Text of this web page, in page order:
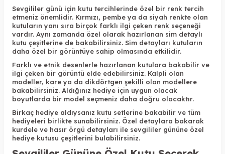
Sevgililer günü için kutu tercihlerinde özel bir renk tercih
etmeniz önemlidir. Kırmızı, pembe ya da siyah renkte olan
kutuların yanı sıra birçok farklı ilgi çeken renk seçeneği
vardır. Aynı zamanda özel olarak hazırlanan sim detaylı
kutu çeşitlerine de bakabilirsiniz. Sim detayları kutuların
daha özel bir görüntüye sahip olmasında etkilidir.
Farklı ve etnik desenlerle hazırlanan kutulara bakabilir ve
ilgi çeken bir görüntü elde edebilirsiniz. Kalpli olan
modeller, kare ya da dikdörtgen şekilli olan modellere
bakabilirsiniz. Aldığınız hediye için uygun olacak
boyutlarda bir model seçmeniz daha doğru olacaktır.
Birkaç hediye aldıysanız kutu setlerine bakabilir ve tüm
hediyeleri birlikte sunabilirsiniz. Özel detaylara bakarak
kurdele ve hasır örgü detayları ile sevgililer gününe özel
hediye kutusu çeşitlerini bulabilirsiniz.